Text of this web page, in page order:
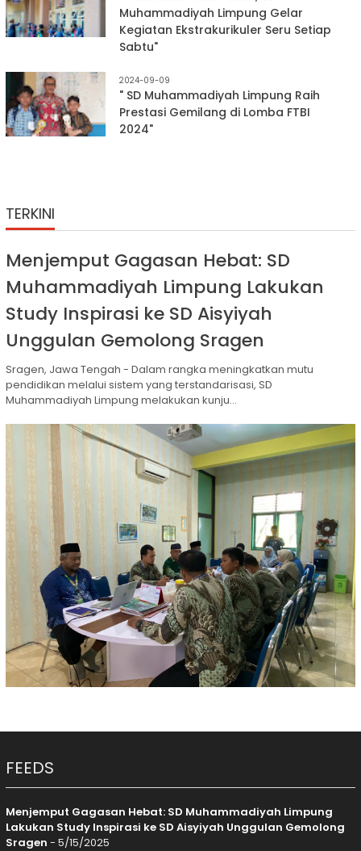
Muhammadiyah Limpung Gelar
Kegiatan Ekstrakurikuler Seru Setiap
Sabtu"
2024-09-09
" SD Muhammadiyah Limpung Raih
Prestasi Gemilang di Lomba FTBI
2024"
TERKINI
Menjemput Gagasan Hebat: SD
Muhammadiyah Limpung Lakukan
Study Inspirasi ke SD Aisyiyah
Unggulan Gemolong Sragen
Sragen, Jawa Tengah - Dalam rangka meningkatkan mutu
pendidikan melalui sistem yang terstandarisasi, SD
Muhammadiyah Limpung melakukan kunju...
FEEDS
Menjemput Gagasan Hebat: SD Muhammadiyah Limpung
Lakukan Study Inspirasi ke SD Aisyiyah Unggulan Gemolong
Sragen - 5/15/2025